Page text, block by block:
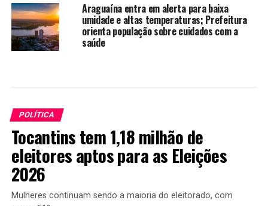
Araguaína entra em alerta para baixa
umidade e altas temperaturas; Prefeitura
orienta população sobre cuidados com a
saúde
POLÍTICA
Tocantins tem 1,18 milhão de
eleitores aptos para as Eleições
2026
Mulheres continuam sendo a maioria do eleitorado, com